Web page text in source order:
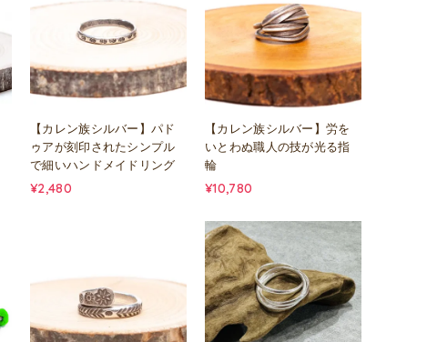
【カレン族シルバー】パド
ゥアが刻印されたシンプル
で細いハンドメイドリング
¥2,480
【カレン族シルバー】労を
いとわぬ職人の技が光る指
輪
¥10,780